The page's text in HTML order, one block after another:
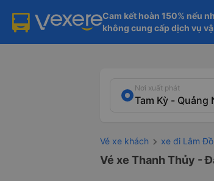
Cam kết hoàn 150% nếu
không cung cấp dịch vụ
Nơi xuất phát
Vé xe khách xe đi Lâm
Vé xe Thanh Thủy -